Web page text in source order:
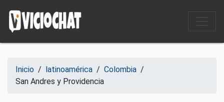
Inicio / latinoamérica / Colombia /
San Andres y Providencia